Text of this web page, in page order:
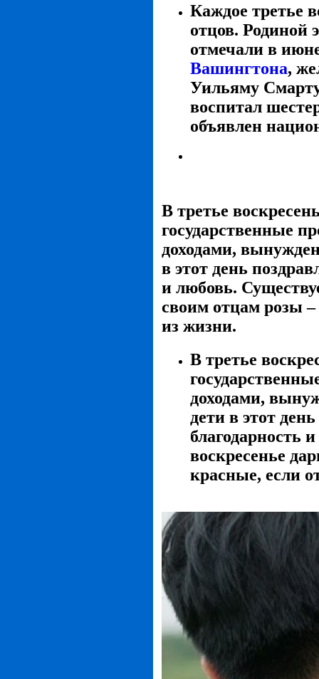
Каждое третье
отцов. Родиной
отмечали в
Вашингтона,
Уильяму
воспитал
объявлен
В третье
государственные
доходами,
в этот день
и любовь.
своим отцам розы
из жизни.
В третье
доходами,
дети в этот
благодарность
воскресенье
красные, если